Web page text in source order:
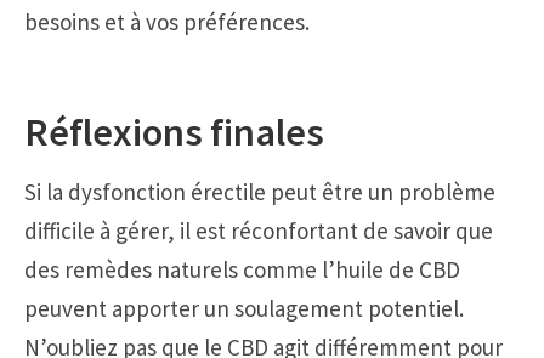
besoins et à vos préférences.
Réflexions finales
Si la dysfonction érectile peut être un problème
difficile à gérer, il est réconfortant de savoir que
des remèdes naturels comme l’huile de CBD
peuvent apporter un soulagement potentiel.
N’oubliez pas que le CBD agit différemment pour